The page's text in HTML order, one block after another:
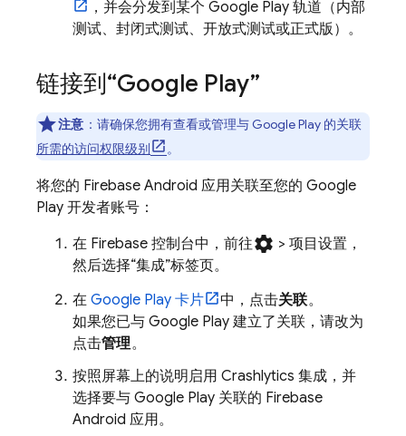
，并会分发到某个 Google Play 轨道（内部
测试、封闭式测试、开放式测试或正式版）。
链接到“Google Play”
注意 ：请确保您拥有查看或管理与 Google Play的关联
所需的访问权限级别
。
将您的 Firebase Android 应用关联至您的 Google
Play 开发者账号：
在 Firebase 控制台中，前往settings > 项目设置 ，
然后选择“集成”标签页。
在 Google Play 卡片 中，点击关联。
如果您已与 Google Play 建立了关联，请改为
点击管理。
按照屏幕上的说明启用 Crashlytics 集成，并
选择要与 Google Play 关联的 Firebase
Android 应用。